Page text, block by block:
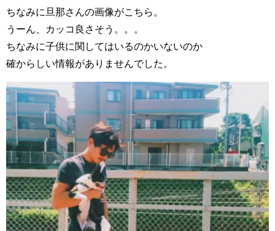
ちなみに旦那さんの画像がこちら。
うーん、カッコ良さそう。。。
ちなみに子供に関してはいるのかいないのか
確からしい情報がありませんでした。